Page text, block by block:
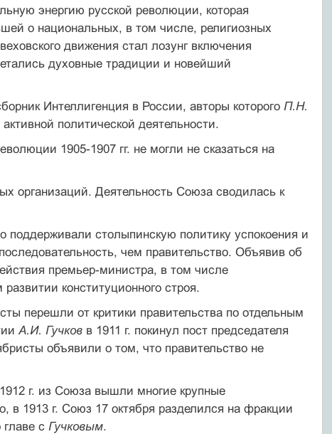
энергию русской революции, которая
о национальных, в том числе, религиозных
движения стал лозунг включения
духовные традиции и новейший
Интеллигенция в России, авторы которого П.Н.
политической деятельности.
1905-1907 гг. не могли не сказаться на
организаций. Деятельность Союза сводилась к
столыпинскую политику успокоения и
чем правительство. Объявив об
премьер-министра, в том числе
конституционного строя.
перешли от критики правительства по отдельным
А.И. Гучковв 1911 г. покинул пост председателя
объявили о том, что правительство не
г. из Союза вышли многие крупные
в 1913 г. Союз 17 октября разделился на фракции
с Гучковым.